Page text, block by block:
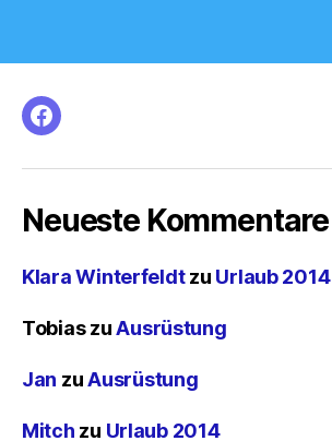
facebook
Neueste Kommentare
Klara Winterfeldtzu Urlaub 2014
TobiaszuAusrüstung
Jan zuAusrüstung
Mitch zu Urlaub 2014